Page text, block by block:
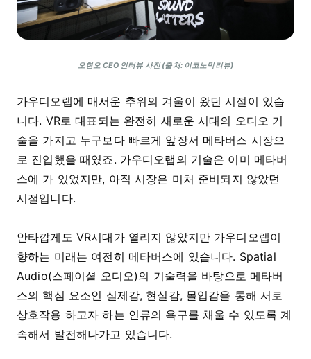
오현오 CEO 인터뷰 사진 (출처: 이코노믹리뷰)
가우디오랩에 매서운 추위의 겨울이 왔던 시절이 있습
니다. VR로 대표되는 완전히 새로운 시대의 오디오 기
술을 가지고 누구보다 빠르게 앞장서 메타버스 시장으
로 진입했을 때였죠. 가우디오랩의 기술은 이미 메타버
스에 가 있었지만, 아직 시장은 미처 준비되지 않았던
시절입니다.
안타깝게도 VR시대가 열리지 않았지만 가우디오랩이
향하는 미래는 여전히 메타버스에 있습니다. Spatial
Audio(스페이셜 오디오)의 기술력을 바탕으로 메타버
스의 핵심 요소인 실제감, 현실감, 몰입감을 통해 서로
상호작용 하고자 하는 인류의 욕구를 채울 수 있도록 계
속해서 발전해나가고 있습니다.